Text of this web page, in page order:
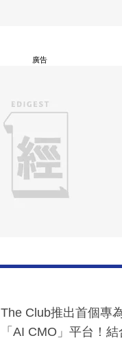
廣告
The Club推出首個專
「AI CMO」平台！